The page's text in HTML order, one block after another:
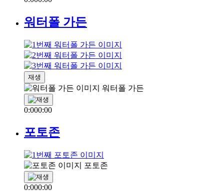
워터폴 가든
재생
워터폴 가든
0:000:00
포토존
포토존
0:000:00